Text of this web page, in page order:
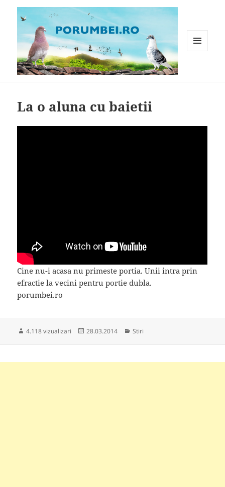
La o aluna cu baietii
Cine nu-i acasa nu primeste portia. Unii intra prin
efractie la vecini pentru portie dubla.
porumbei.ro
4.118 vizualizari
Publicat
28.03.2014 Categorii
Stiri